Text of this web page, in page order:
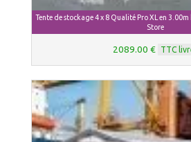
Tente de stockage 4 x 8 Qualité Pro XL en
Store
2089.00 € TTC